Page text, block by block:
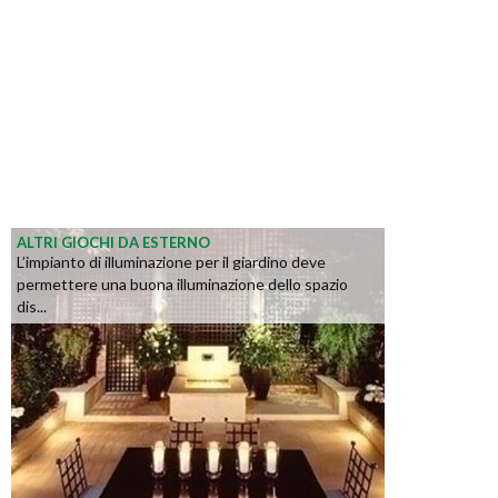
ALTRI GIOCHI DA ESTERNO
L’impianto di illuminazione per il giardino deve
permettere una buona illuminazione dello spazio
dis...